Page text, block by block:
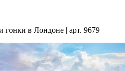
гонки в Лондоне | арт. 9679